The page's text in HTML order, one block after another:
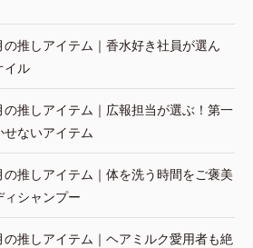
推しアイテム｜香水好き社員が選ん
イル
推しアイテム｜広報担当が選ぶ！第一
ないアイテム
推しアイテム｜体を洗う時間をご褒美
ィシャンプー
推しアイテム｜ヘアミルク愛用者も絶